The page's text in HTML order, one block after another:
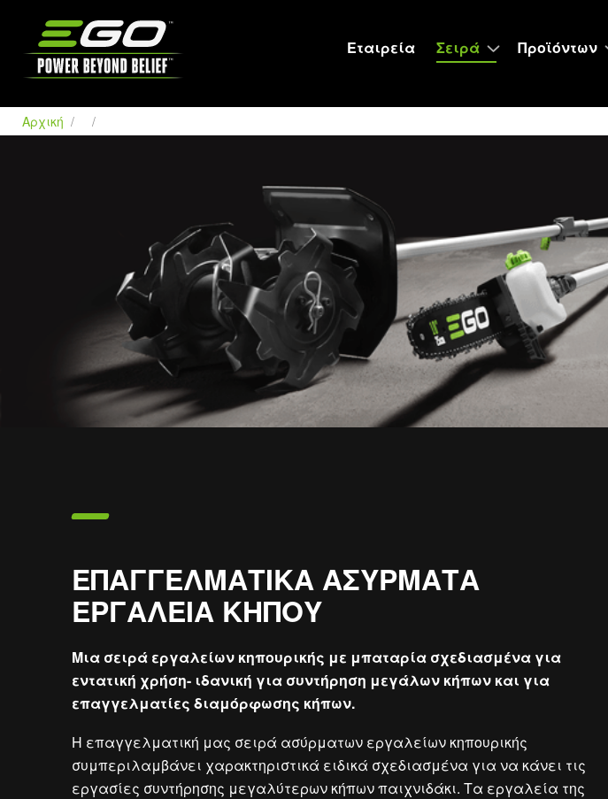
Εταιρεία
Σειρά Προϊόντων
Αρχική
ΕΠΑΓΓΕΛΜΑΤΙΚΑ ΑΣΥΡΜΑΤΑ
ΕΡΓΑΛΕΙΑ ΚΗΠΟΥ
Μια σειρά εργαλείων κηπουρικής με μπαταρία σχεδιασμένα για
εντατική χρήση- ιδανική για συντήρηση μεγάλων κήπων και για
επαγγελματίες διαμόρφωσης κήπων.
Η επαγγελματική μας σειρά ασύρματων εργαλείων κηπουρικής
συμπεριλαμβάνει χαρακτηριστικά ειδικά σχεδιασμένα για να κάνει τις
εργασίες συντήρησης μεγαλύτερων κήπων παιχνιδάκι. Τα εργαλεία της